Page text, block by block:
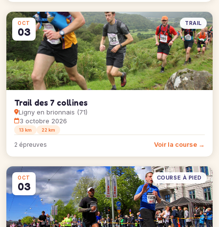
OCT
03
TRAIL
Trail des 7 collines
Ligny en brionnais (71)
3 octobre 2026
13 km 22 km
2 épreuves Voir la course →
OCT
03
COURSE À PIED